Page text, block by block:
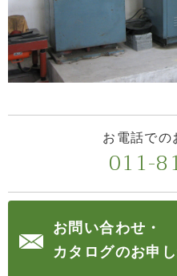
お電話での
011-
お問い合わせ・
カタログのお申